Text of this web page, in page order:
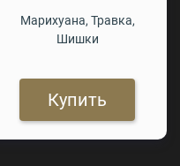
Марихуана, Травка,
Шишки
Купить